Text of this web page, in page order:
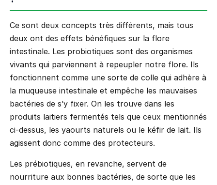
Ce sont deux concepts très différents, mais tous
deux ont des effets bénéfiques sur la flore
intestinale. Les probiotiques sont des organismes
vivants qui parviennent à repeupler notre flore. Ils
fonctionnent comme une sorte de colle qui adhère à
la muqueuse intestinale et empêche les mauvaises
bactéries de s’y fixer. On les trouve dans les
produits laitiers fermentés tels que ceux mentionnés
ci-dessus, les yaourts naturels ou le kéfir de lait. Ils
agissent donc comme des protecteurs.
Les prébiotiques, en revanche, servent de
nourriture aux bonnes bactéries, de sorte que les